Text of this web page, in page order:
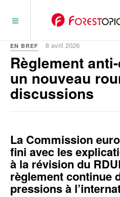
EN BREF 8 avril 2026
Règlement
un nouveau
discussions
La Commission
fini avec les
à la révision du
règlement continue
pressions à